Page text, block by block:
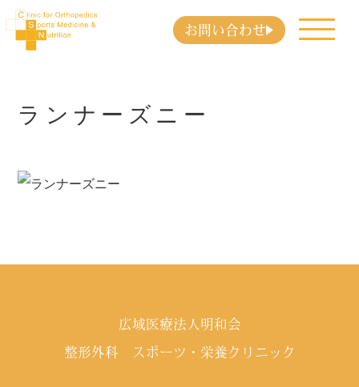
お問い合わせ
ランナーズニー
広域医療法人明和会
整形外科 スポーツ・栄養クリニック